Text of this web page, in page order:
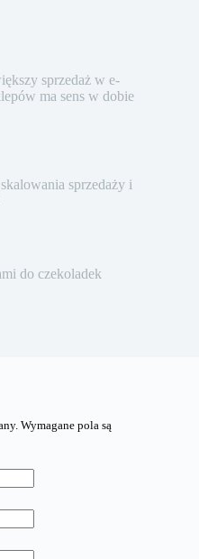
sprzedaż w e-
ma sens w dobie
sprzedaży i
do czekoladek
Wymagane pola są